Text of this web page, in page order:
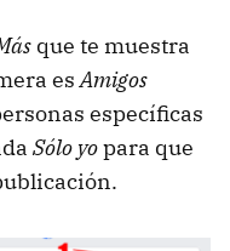
que te muestra
esAmigos
específicas
Sólo yopara que